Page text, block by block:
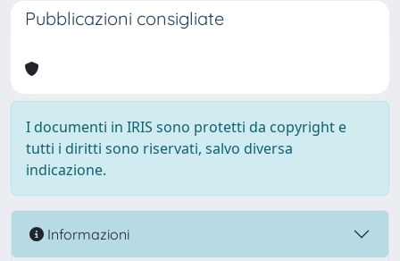
Pubblicazioni consigliate
I documenti in IRIS sono protetti da copyright e
tutti i diritti sono riservati, salvo diversa
indicazione.
Informazioni